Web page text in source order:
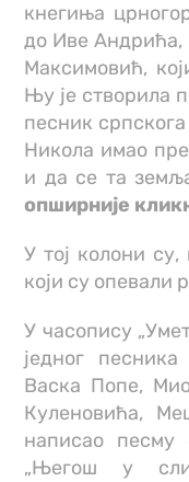
кнегиња
до Иве
Максимовић,
Њу је створила
песник
Никола имао
и да се та
опширније
У тој колони
који су опевали
У часопису
једног
Васка Попе,
Куленовића,
написао песму
„Његош у